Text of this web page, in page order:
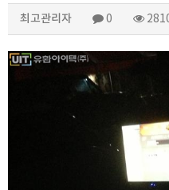
최고관리자 0